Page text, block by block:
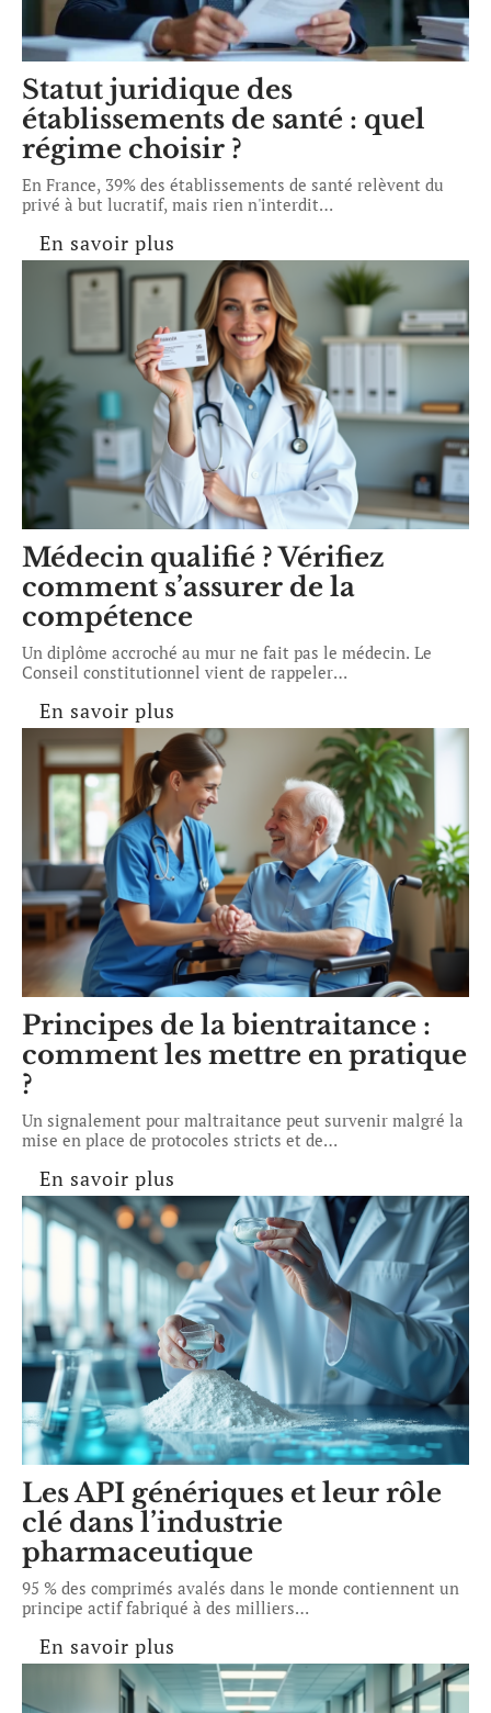
Statut juridique des
établissements de santé : quel
régime choisir ?
En France, 39% des établissements de santé relèvent du
privé à but lucratif, mais rien n'interdit…
En savoir plus
Médecin qualifié ? Vérifiez
comment s’assurer de la
compétence
Un diplôme accroché au mur ne fait pas le médecin. Le
Conseil constitutionnel vient de rappeler…
En savoir plus
Principes de la bientraitance :
comment les mettre en pratique
?
Un signalement pour maltraitance peut survenir malgré la
mise en place de protocoles stricts et de…
En savoir plus
Les API génériques et leur rôle
clé dans l’industrie
pharmaceutique
95 % des comprimés avalés dans le monde contiennent un
principe actif fabriqué à des milliers…
En savoir plus